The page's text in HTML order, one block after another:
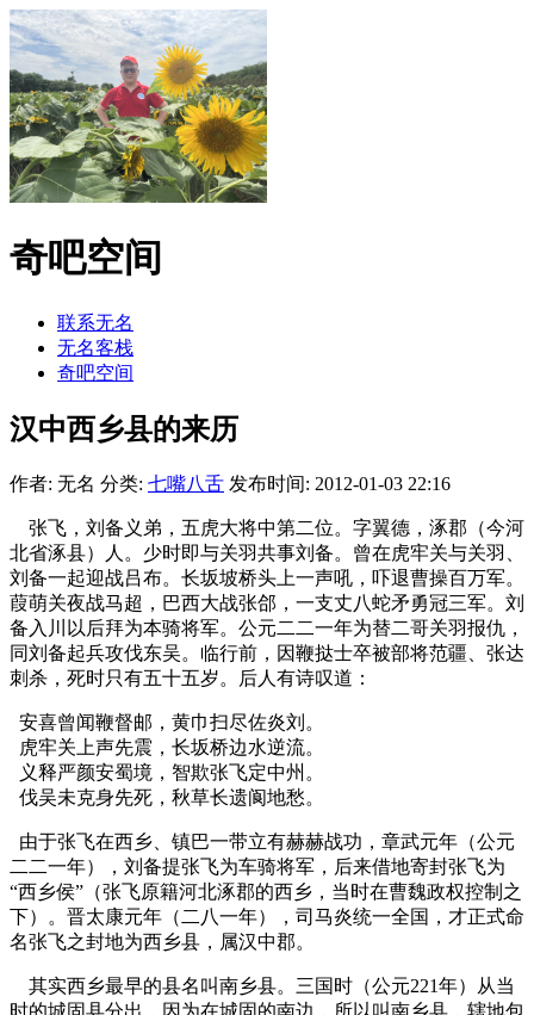
奇吧空间
联系无名
无名客栈
奇吧空间
汉中西乡县的来历
作者: 无名 分类: 七嘴八舌 发布时间: 2012-01-03 22:16
张飞，刘备义弟，五虎大将中第二位。字翼德，涿郡（今河
北省涿县）人。少时即与关羽共事刘备。曾在虎牢关与关羽、
刘备一起迎战吕布。长坂坡桥头上一声吼，吓退曹操百万军。
葭萌关夜战马超，巴西大战张郃，一支丈八蛇矛勇冠三军。刘
备入川以后拜为本骑将军。公元二二一年为替二哥关羽报仇，
同刘备起兵攻伐东吴。临行前，因鞭挞士卒被部将范疆、张达
刺杀，死时只有五十五岁。后人有诗叹道：
安喜曾闻鞭督邮，黄巾扫尽佐炎刘。
虎牢关上声先震，长坂桥边水逆流。
义释严颜安蜀境，智欺张飞定中州。
伐吴未克身先死，秋草长遗阆地愁。
由于张飞在西乡、镇巴一带立有赫赫战功，章武元年（公元
二二一年），刘备提张飞为车骑将军，后来借地寄封张飞为
“西乡侯”（张飞原籍河北涿郡的西乡，当时在曹魏政权控制之
下）。晋太康元年（二八一年），司马炎统一全国，才正式命
名张飞之封地为西乡县，属汉中郡。
其实西乡最早的县名叫南乡县。三国时（公元221年）从当
时的城固县分出，因为在城固的南边，所以叫南乡县，辖地包